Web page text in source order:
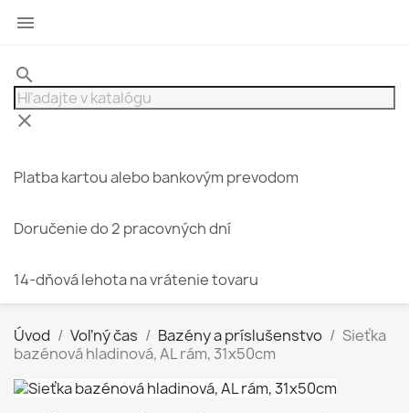

search
clear
Platba kartou alebo bankovým prevodom
Doručenie do 2 pracovných dní
14-dňová lehota na vrátenie tovaru
Úvod Voľný čas Bazény a príslušenstvo
Sieťka
bazénová hladinová, AL rám, 31x50cm